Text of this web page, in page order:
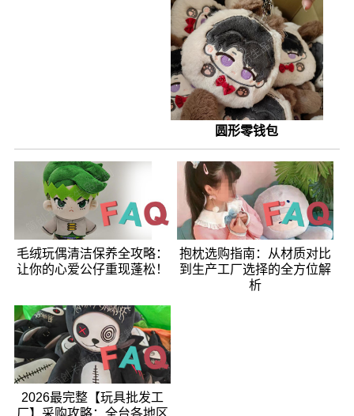
圆形零钱包
毛绒玩偶清洁保养全攻略：
让你的心爱公仔重现蓬松！
抱枕选购指南：从材质对比
到生产工厂选择的全方位解
析
2026最完整【玩具批发工
厂】采购攻略：全台各地区